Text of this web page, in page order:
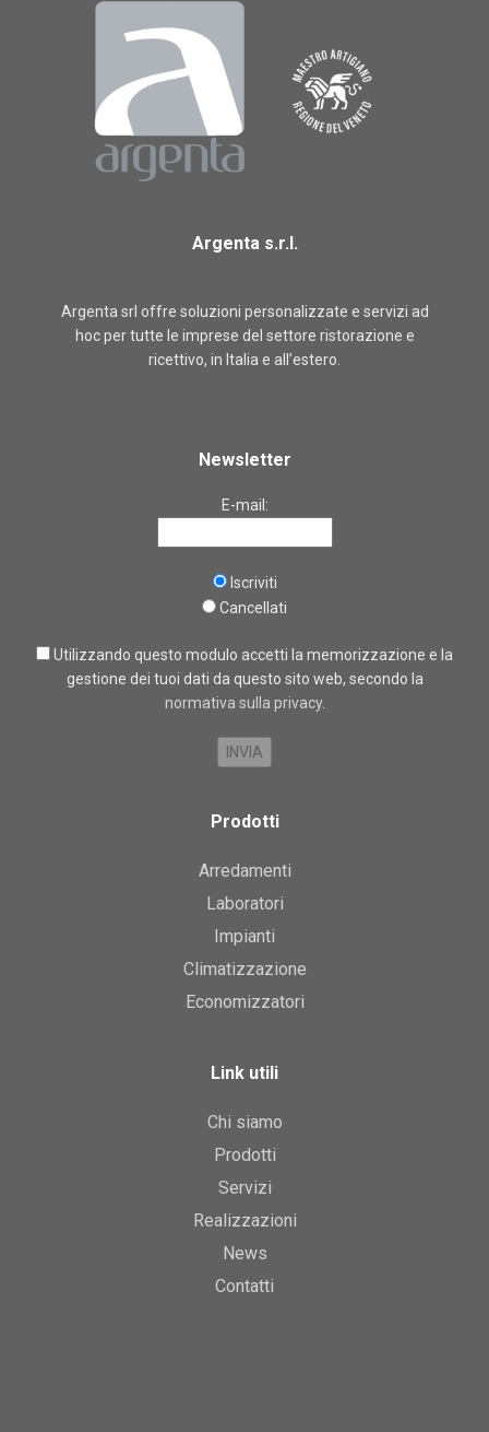
Argenta s.r.l.
Argenta srl offre soluzioni personalizzate e servizi ad
hoc per tutte le imprese del settore ristorazione e
ricettivo, in Italia e all’estero.
Newsletter
E-mail:
Iscriviti
Cancellati
Utilizzando questo modulo accetti la memorizzazione e la
gestione dei tuoi dati da questo sito web, secondo la
normativa sulla privacy.
Prodotti
Arredamenti
Laboratori
Impianti
Climatizzazione
Economizzatori
Link utili
Chi siamo
Prodotti
Servizi
Realizzazioni
News
Contatti